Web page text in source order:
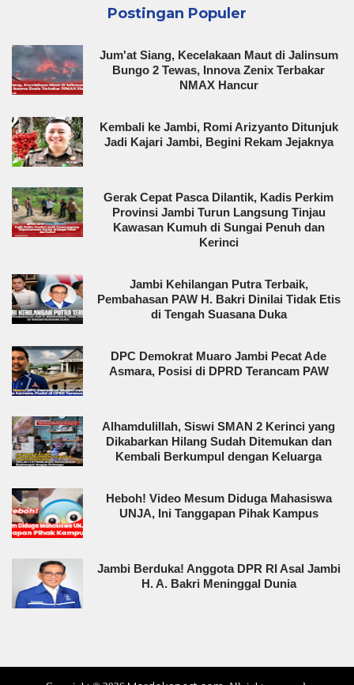
Postingan Populer
Jum'at Siang, Kecelakaan Maut di Jalinsum
Bungo 2 Tewas, Innova Zenix Terbakar
NMAX Hancur
Kembali ke Jambi, Romi Arizyanto Ditunjuk
Jadi Kajari Jambi, Begini Rekam Jejaknya
Gerak Cepat Pasca Dilantik, Kadis Perkim
Provinsi Jambi Turun Langsung Tinjau
Kawasan Kumuh di Sungai Penuh dan
Kerinci
Jambi Kehilangan Putra Terbaik,
Pembahasan PAW H. Bakri Dinilai Tidak Etis
di Tengah Suasana Duka
DPC Demokrat Muaro Jambi Pecat Ade
Asmara, Posisi di DPRD Terancam PAW
Alhamdulillah, Siswi SMAN 2 Kerinci yang
Dikabarkan Hilang Sudah Ditemukan dan
Kembali Berkumpul dengan Keluarga
Heboh! Video Mesum Diduga Mahasiswa
UNJA, Ini Tanggapan Pihak Kampus
Jambi Berduka! Anggota DPR RI Asal Jambi
H. A. Bakri Meninggal Dunia